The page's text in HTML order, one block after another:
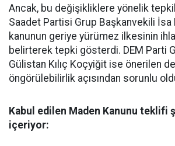
Ancak, bu değişikliklere yönelik
Saadet Partisi Grup Başkanvekili İsa
kanunun geriye yürümez ilkesinin
belirterek tepki gösterdi. DEM Parti
Gülistan Kılıç Koçyiğit ise önerilen
öngörülebilirlik açısından sorunlu
Kabul edilen Maden Kanunu teklifi
içeriyor: